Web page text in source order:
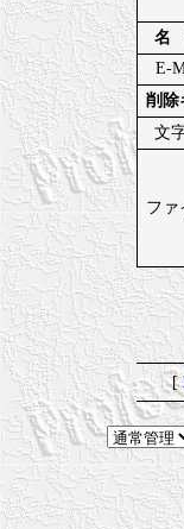
名
E-
削除
文
ファ
[